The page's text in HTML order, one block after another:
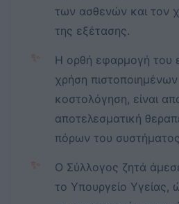
των ασθενών και τον
της εξέτασης.
✨
Η ορθή εφαρμογή του
χρήση
κοστολόγηση, είναι
αποτελεσματική
πόρων του
✨
Ο Σύλλογος ζητά
το Υπουργείο Υγείας,